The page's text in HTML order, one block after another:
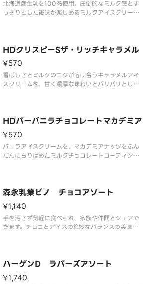
北海道産生乳を100％使用。圧倒的なミルク感とす
っきりとした後味が楽しめるミルクアイスクリーム
HDクリスピーSザ・リッチキャラメル
¥570
香ばしさとミルクのコクが溶け合うキャラメルアイ
スクリームを、甘く濃厚な味わいとパリパリとした
HDバーバニラチョコレートマカデミア
¥570
バニラアイスクリームを、マカデミアナッツをふん
だんにちりばめたミルクチョコレートコーティング
森永乳業ピノ チョコアソート
¥1,140
手を汚さず気軽に食べられ、家族や仲間とシェアで
きます。チョコとアイスの絶妙なバランスの美味し
ハーゲンD ラバーズアソート
¥1,740